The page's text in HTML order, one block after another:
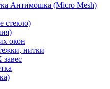
Антимошка (Micro Mesh)
стекло)
окон
нитки